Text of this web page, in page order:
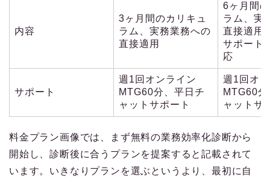
内容
3ヶ月間のカリキュ
ラム、実務業務への
直接適用
6ヶ月間
ラム、実
直接適用
サポート
応
サポート
週1回オンライン
MTG60分、平日チ
ャットサポート
週1回オ
MTG60
ャットサ
料金プラン画像では、まず無料の業務効率化診断から
開始し、診断後に合うプランを提案すると記載されて
います。いきなりプランを選ぶというより、最初に自